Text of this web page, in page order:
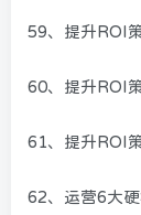
59、提升ROI
60、提升ROI
61、提升ROI
62、运营6大